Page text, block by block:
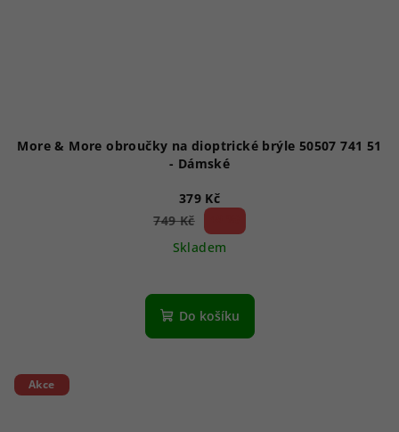
More & More obroučky na dioptrické brýle 50507 741 51
- Dámské
379 Kč
749 Kč
Skladem
Do košíku
Akce